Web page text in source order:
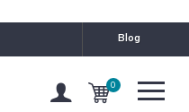
blog
0